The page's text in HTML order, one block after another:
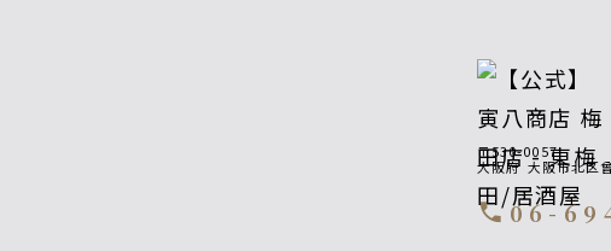
〒530-0057
大阪府 大阪市北区
call 06-